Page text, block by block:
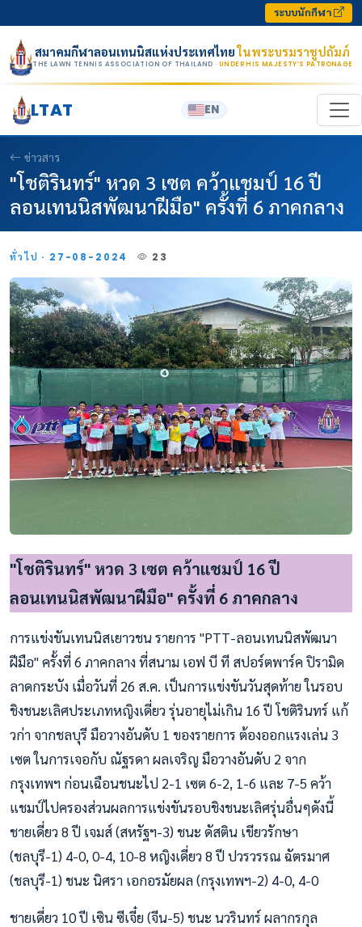
ระบบนักกีฬา
สมาคมกีฬาลอนเทนนิสแห่งประเทศไทยในพระบรมราชูปถัมภ์
THE LAWN TENNIS ASSOCIATION OF THAILAND · UNDER HIS MAJESTY’S PATRONAGE
LTAT EN
ข่าวสาร
"โชติรินทร์" หวด 3 เซต คว้าแชมป์ 16 ปี
ลอนเทนนิสพัฒนาฝีมือ" ครั้งที่ 6 ภาคกลาง
ทั่วไป · 27-08-2024 23
"โชติรินทร์" หวด 3 เซต คว้าแชมป์ 16 ปี
ลอนเทนนิสพัฒนาฝีมือ" ครั้งที่ 6 ภาคกลาง
การแข่งขันเทนนิสเยาวชน รายการ "PTT-ลอนเทนนิสพัฒนา
ฝีมือ" ครั้งที่ 6 ภาคกลาง ที่สนาม เอฟ บี ที สปอร์ตพาร์ค ปิรามิด
ลาดกระบัง เมื่อวันที่ 26 ส.ค. เป็นการแข่งขันวันสุดท้าย ในรอบ
ชิงชนะเลิศประเภทหญิงเดี่ยว รุ่นอายุไม่เกิน 16 ปี โชติรินทร์ แก้
วก่า จากชลบุรี มือวางอันดับ 1 ของรายการ ต้องออกแรงเล่น 3
เซต ในการเจอกับ ณัฐรดา ผลเจริญ มือวางอันดับ 2 จาก
กรุงเทพฯ ก่อนเฉือนชนะไป 2-1 เซต 6-2, 1-6 และ 7-5 คว้า
แชมป์ไปครองส่วนผลการแข่งขันรอบชิงชนะเลิศรุ่นอื่นๆดังนี้
ชายเดี่ยว 8 ปี เจมส์ (สหรัฐฯ-3) ชนะ ดัสติน เขียวรักษา
(ชลบุรี-1) 4-0, 0-4, 10-8 หญิงเดี่ยว 8 ปี ปวรวรรณ ฉัตรมาศ
(ชลบุรี-1) ชนะ นิศรา เอกอรมัยผล (กรุงเทพฯ-2) 4-0, 4-0
ชายเดี่ยว 10 ปี เซิน ซีเจี๋ย (จีน-5) ชนะ นวรินทร์ ผลากรกุล